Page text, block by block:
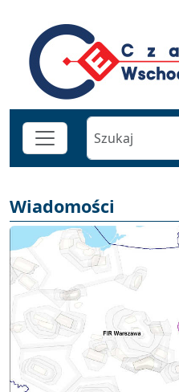
Wiadomości